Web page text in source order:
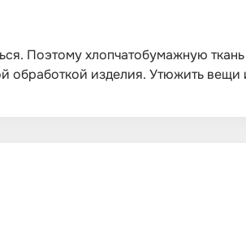
Поэтому хлопчатобумажную
изделия. Утюжить вещи